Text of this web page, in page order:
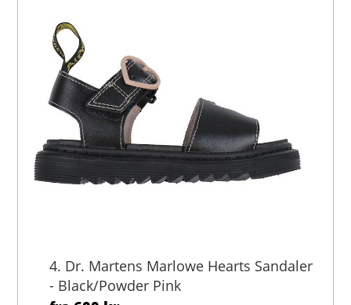
4. Dr. Martens Marlowe Hearts Sandaler
- Black/Powder Pink